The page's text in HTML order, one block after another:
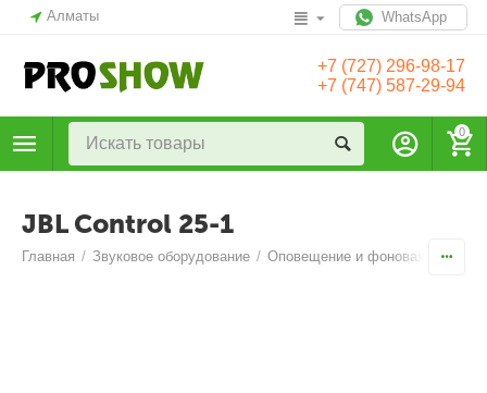
Алматы WhatsApp
+7 (727) 296-98-17
+7 (747) 587-29-94
0
JBL Control 25-1
Главная / Звуковое оборудование / Оповещение и фоновая музыка